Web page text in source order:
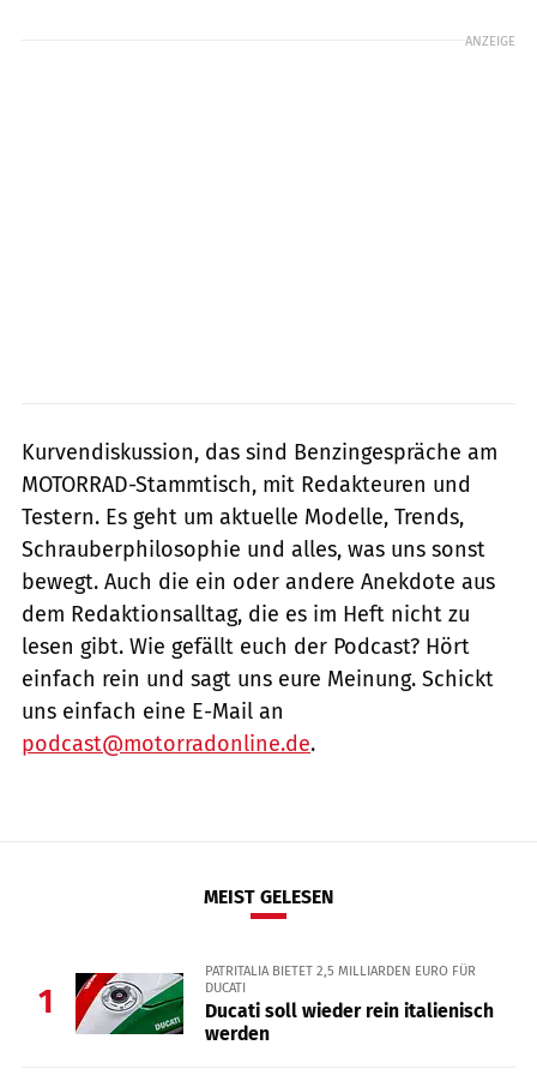
ANZEIGE
Kurvendiskussion, das sind Benzingespräche am
MOTORRAD-Stammtisch, mit Redakteuren und
Testern. Es geht um aktuelle Modelle, Trends,
Schrauberphilosophie und alles, was uns sonst
bewegt. Auch die ein oder andere Anekdote aus
dem Redaktionsalltag, die es im Heft nicht zu
lesen gibt. Wie gefällt euch der Podcast? Hört
einfach rein und sagt uns eure Meinung. Schickt
uns einfach eine E-Mail an
podcast@motorradonline.de.
MEIST GELESEN
1
PATRITALIA BIETET 2,5 MILLIARDEN EURO FÜR
DUCATI
Ducati soll wieder rein italienisch
werden